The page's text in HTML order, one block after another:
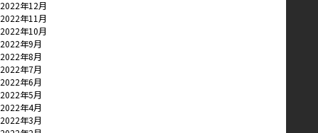
2022年12月
2022年11月
2022年10月
2022年9月
2022年8月
2022年7月
2022年6月
2022年5月
2022年4月
2022年3月